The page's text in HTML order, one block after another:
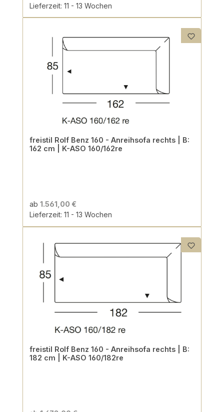
Lieferzeit: 11 - 13 Wochen
freistil Rolf Benz 160 - Anreihsofa rechts | B:
162 cm | K-ASO 160/162re
ab 1.561,00 €
Lieferzeit: 11 - 13 Wochen
freistil Rolf Benz 160 - Anreihsofa rechts | B:
182 cm | K-ASO 160/182re